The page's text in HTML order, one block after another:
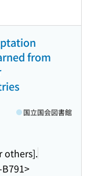
from
others].
B791>
国立国会図書館